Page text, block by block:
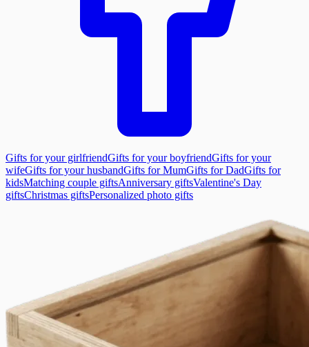
Gifts for your girlfriendGifts for your boyfriendGifts for your
wifeGifts for your husbandGifts for MumGifts for DadGifts for
kidsMatching couple giftsAnniversary giftsValentine's Day
giftsChristmas giftsPersonalized photo gifts